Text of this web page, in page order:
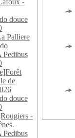
-
douce
Palliere
Pedibus
de
douce
-
Pedibus